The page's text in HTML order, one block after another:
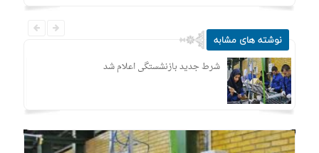
نوشته های مشابه
شرط جدید بازنشستگی اعلام شد